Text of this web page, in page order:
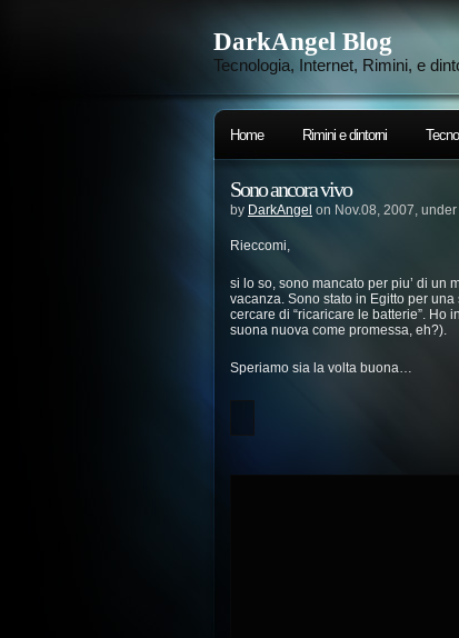
DarkAngel Blog
Tecnologia, Internet, Rimini, e
Home Rimini e dintorni
Sono ancora vivo
by DarkAngel on Nov.08, 2007, under
Rieccomi,
si lo so, sono mancato per piu’ di un
vacanza. Sono stato in Egitto per
cercare di “ricaricare le batterie”. Ho
suona nuova come promessa, eh?).
Speriamo sia la volta buona…